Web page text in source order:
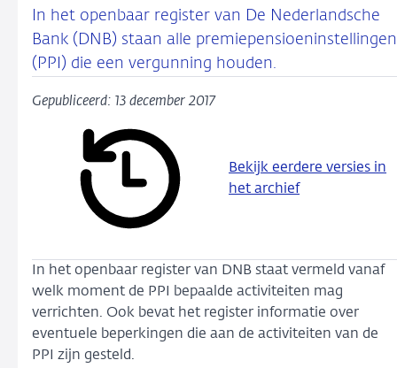
In het openbaar register van De Nederlandsche
Bank (DNB) staan alle premiepensioeninstellingen
(PPI) die een vergunning houden.
Gepubliceerd: 13 december 2017
Bekijk eerdere versies in
het archief
In het openbaar register van DNB staat vermeld vanaf
welk moment de PPI bepaalde activiteiten mag
verrichten. Ook bevat het register informatie over
eventuele beperkingen die aan de activiteiten van de
PPI zijn gesteld.